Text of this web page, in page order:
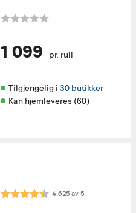
1 099 pr. rull
Tilgjengelig i 30 butikker
Kan hjemleveres (60)
Karakter: 4.6 av 5 mulige
4.625av5